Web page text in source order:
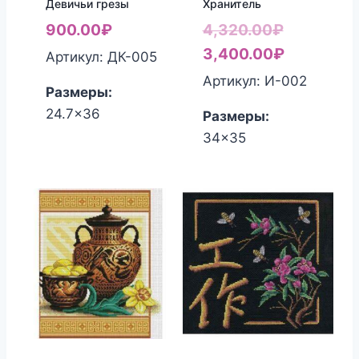
Девичьи грезы
900.00₽
Артикул: ДК-005
Размеры:
24.7x36
Хранитель
4,320.00₽
цена
3,400.00₽Текущая
цена:
Артикул: И-002
Размеры:
34x35